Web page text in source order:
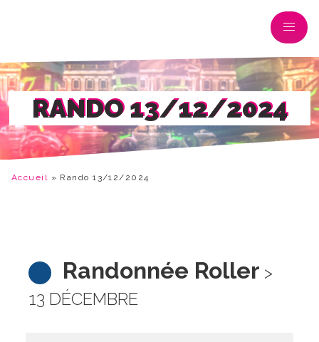
RANDO 13/12/2024
Accueil » Rando 13/12/2024
Randonnée Roller >
13 DÉCEMBRE